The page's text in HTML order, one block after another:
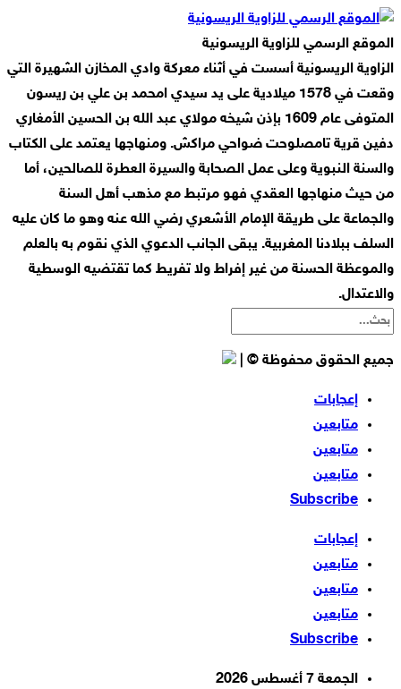
الموقع الرسمي للزاوية الريسونية
الزاوية الريسونية أسست في أثناء معركة وادي المخازن الشهيرة التي
وقعت في 1578 ميلادية على يد سيدي امحمد بن علي بن ريسون
المتوفى عام 1609 بإذن شيخه مولاي عبد الله بن الحسين الأمغاري
دفين قرية تامصلوحت ضواحي مراكش. ومنهاجها يعتمد على الكتاب
والسنة النبوية وعلى عمل الصحابة والسيرة العطرة للصالحين، أما
من حيث منهاجها العقدي فهو مرتبط مع مذهب أهل السنة
والجماعة على طريقة الإمام الأشعري رضي الله عنه وهو ما كان عليه
السلف ببلادنا المغربية. يبقى الجانب الدعوي الذي نقوم به بالعلم
والموعظة الحسنة من غير إفراط ولا تفريط كما تقتضيه الوسطية
والاعتدال.
جميع الحقوق محفوظة © |
إعجابات
متابعين
متابعين
متابعين
Subscribe
إعجابات
متابعين
متابعين
متابعين
Subscribe
الجمعة 7 أغسطس 2026